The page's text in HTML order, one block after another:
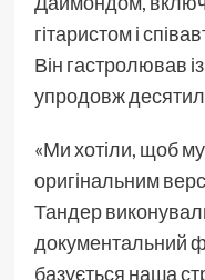
гітаристом і
Він гастролював
упродовж
«Ми хотіли, щоб
оригінальним
Тандер
документальний
базується наша